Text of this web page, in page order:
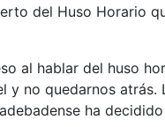
del Huso Horario
al hablar del huso
y no quedarnos atrás.
ha